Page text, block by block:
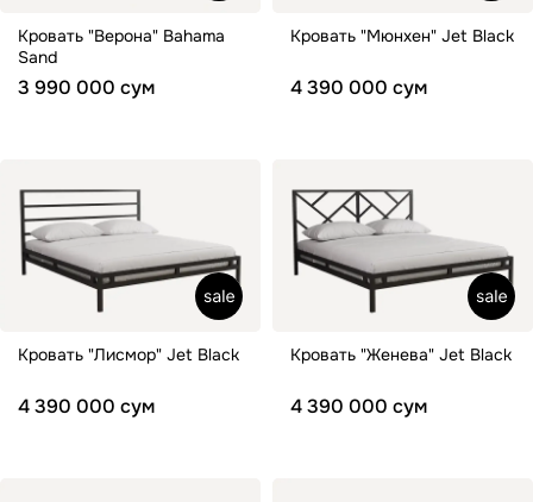
Кровать "Верона" Bahama
Sand
3 990 000 сум
Кровать "Мюнхен" Jet Black
4 390 000 сум
Кровать "Лисмор" Jet Black
4 390 000 сум
Кровать "Женева" Jet Black
4 390 000 сум